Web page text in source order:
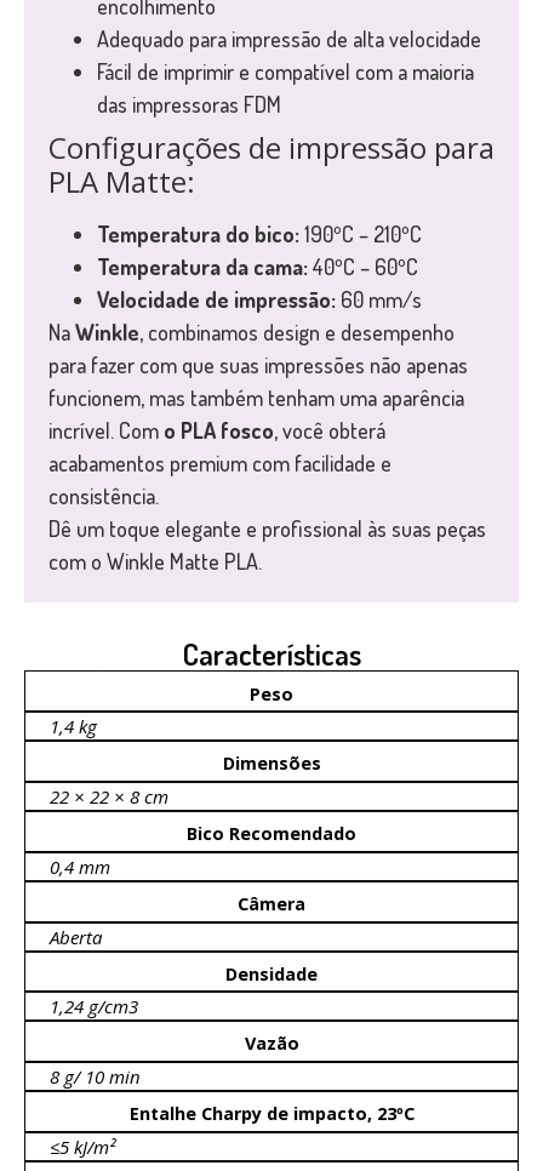
encolhimento
Adequado para impressão de alta velocidade
Fácil de imprimir e compatível com a maioria
das impressoras FDM
Configurações de impressão para
PLA Matte:
Temperatura do bico:190ºC – 210ºC
Temperatura da cama:40ºC – 60ºC
Velocidade de impressão: 60 mm/s
NaWinkle, combinamos design e desempenho
para fazer com que suas impressões não apenas
funcionem, mas também tenham uma aparência
incrível. Com o PLA fosco, você obterá
acabamentos premium com facilidade e
consistência.
Dê um toque elegante e profissional às suas peças
com o Winkle Matte PLA.
Características
Peso
1,4 kg
Dimensões
22 × 22 × 8 cm
Bico Recomendado
0,4 mm
Câmera
Aberta
Densidade
1,24 g/cm3
Vazão
8 g/ 10 min
Entalhe Charpy de impacto, 23ºC
≤5 kJ/m²